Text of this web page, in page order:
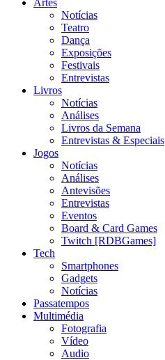
Notícias
Teatro
Dança
Exposições
Festivais
Entrevistas
Livros
Notícias
Análises
Livros da Semana
Entrevistas & Especiais
Jogos
Notícias
Análises
Antevisões
Entrevistas
Eventos
Board & Card Games
Twitch [RDBGames]
Tech
Smartphones
Gadgets
Notícias
Passatempos
Multimédia
Fotografia
Vídeo
Audio